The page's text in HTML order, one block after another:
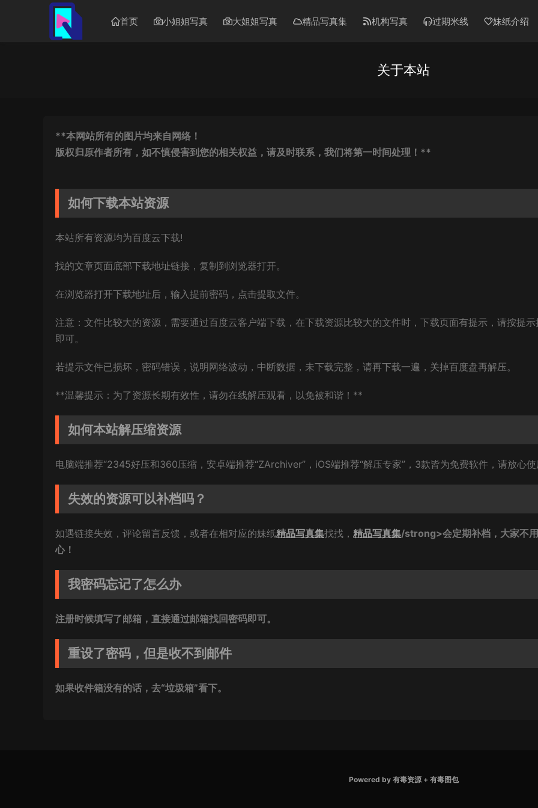
首页 小姐姐写真 大姐姐写真 精品写真集 机构写真 过期米线 妹纸介绍
关于本站
**本网站所有的图片均来自网络！
版权归原作者所有，如不慎侵害到您的相关权益，请及时联系，我们将第一时间处理！**
如何下载本站资源
本站所有资源均为百度云下载!
找的文章页面底部下载地址链接，复制到浏览器打开。
在浏览器打开下载地址后，输入提前密码，点击提取文件。
注意：文件比较大的资源，需要通过百度云客户端下载，在下载资源比较大的文件时，下载页面有提示，请按提示
即可。
若提示文件已损坏，密码错误，说明网络波动，中断数据，未下载完整，请再下载一遍，关掉百度盘再解压。
**温馨提示：为了资源长期有效性，请勿在线解压观看，以免被和谐！**
如何本站解压缩资源
电脑端推荐“2345好压和360压缩，安卓端推荐“ZArchiver”，iOS端推荐“解压专家”，3款皆为免费软件，请放心使
失效的资源可以补档吗？
如遇链接失效，评论留言反馈，或者在相对应的妹纸精品写真集找找， 精品写真集/strong>会定期补档，大家不
心！
我密码忘记了怎么办
注册时候填写了邮箱，直接通过邮箱找回密码即可。
重设了密码，但是收不到邮件
如果收件箱没有的话，去“垃圾箱”看下。
Powered by 有毒资源+ 有毒图包